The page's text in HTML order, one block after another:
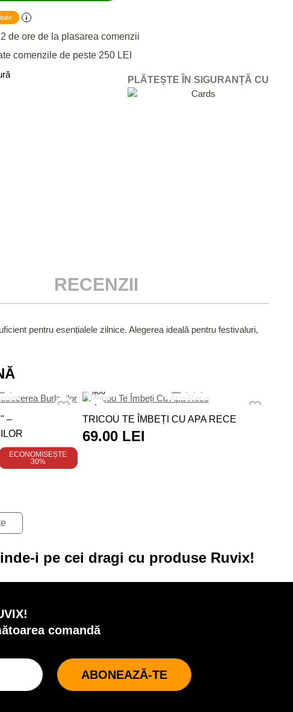
de ore de la plasarea comenzii
comenzile de peste 250 LEI
PLĂTEȘTE ÎN SIGURANȚĂ CU
RECENZII
pentru esențialele zilnice. Alegerea ideală pentru festivaluri,
–
ECONOMISEȘTE
30%
NOU
TRICOU TE ÎMBEȚI CU APA RECE
69.00 LEI
i pe cei dragi cu produse Ruvix!
comandă
ABONEAZĂ-TE